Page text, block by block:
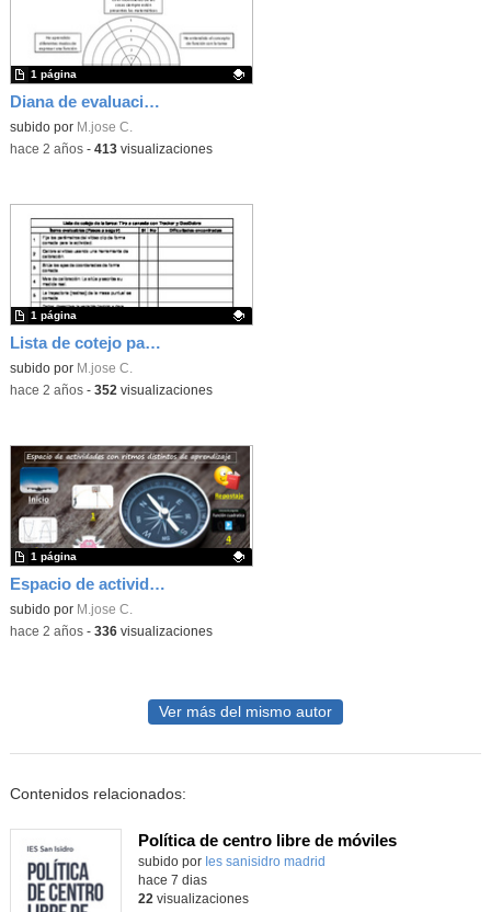
Diana de evaluación de la actividad "Tiro a canasta con Tracker y GeoGebra"
Contenido educativo.
subido por M.jose C.
1 página
-hace 2 años- 413visualizaciones
Lista de cotejo para el desarrollo de la SA: Tiro parabólico
Contenido educativo.
subido por M.jose C.
1 página
-hace 2 años- 352 visualizaciones
Espacio de actividades con distinto ritmo de aprendizaje
Contenido educativo.
subido por M.jose C.
1 página
-hace 2 años- 336visualizaciones
Ver más del mismo autor
Contenidos relacionados:
Política de centro libre de móviles
subido por Ies sanisidro madrid
hace 7 dias
22 visualizaciones